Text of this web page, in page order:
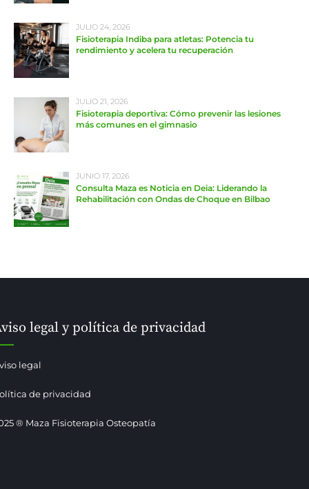
JULIO 24, 2026
Fisioterapia Indiba para atletas: Potencia tu
rendimiento y acelera tu recuperación
JULIO 21, 2026
Fisioterapia deportiva: Cómo prevenir las lesiones
más comunes en el gimnasio
JUNIO 17, 2026
Consulta Maza es Noticia en Deia: Liderando la
Rehabilitación con Ondas de Choque en Bilbao
legal y política de privacidad
legal
de privacidad
® Maza Fisioterapia Osteopatía